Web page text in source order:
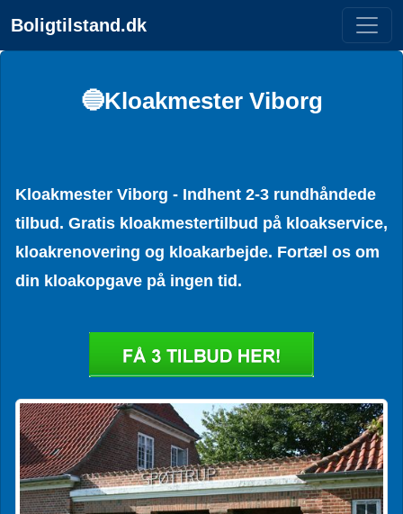
Boligtilstand.dk
🔵Kloakmester Viborg
Kloakmester Viborg - Indhent 2-3 rundhåndede
tilbud. Gratis kloakmestertilbud på kloakservice,
kloakrenovering og kloakarbejde. Fortæl os om
din kloakopgave på ingen tid.